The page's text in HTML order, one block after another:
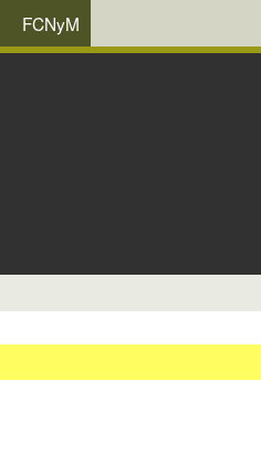
FCNyM